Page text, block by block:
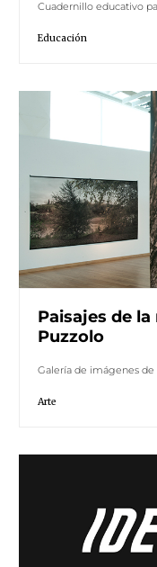
Cuadernillo educativo
Educación
Paisajes de
Puzzolo
Galería de imágenes de
Arte